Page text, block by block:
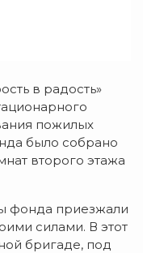
в радость»
пожилых
было собрано
второго этажа
фонда приезжали
силами. В этот
бригаде, под